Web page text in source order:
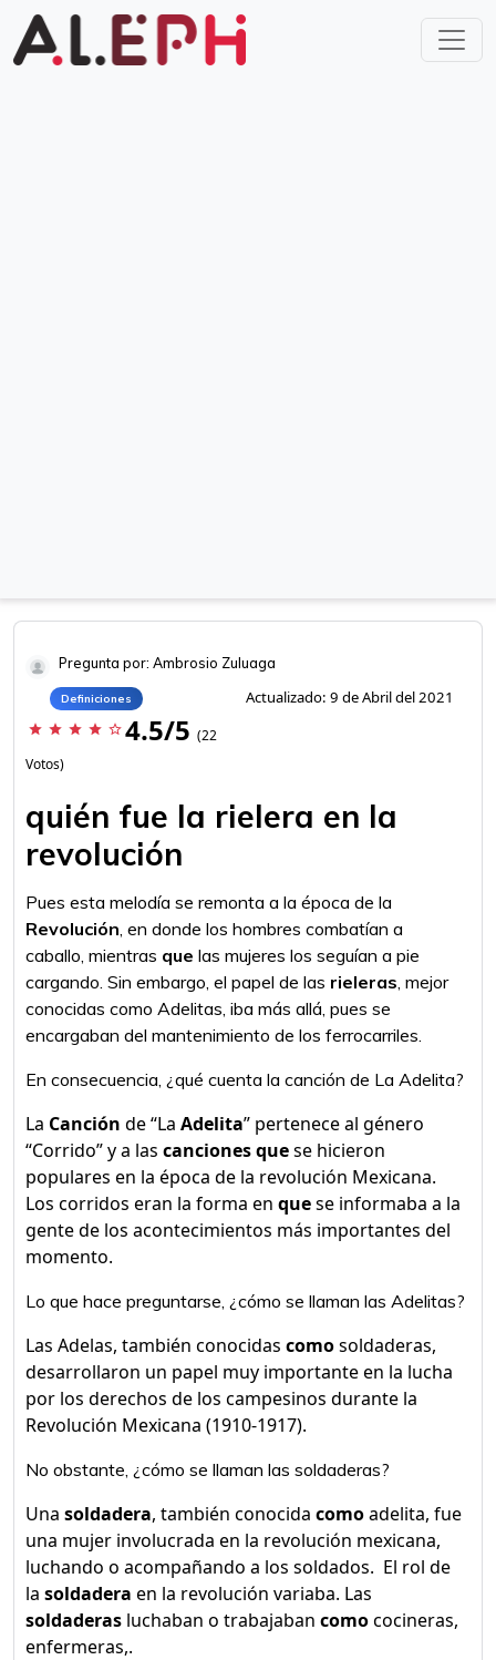
Pregunta por: Ambrosio Zuluaga
Definiciones Actualizado: 9 de Abril del 2021
star star star star star_border 4.5/5 (22
Votos)
quién fue la rielera en la
revolución
Pues esta melodía se remonta a la época de la
Revolución, en donde los hombres combatían a
caballo, mientras que las mujeres los seguían a pie
cargando. Sin embargo, el papel de las rieleras, mejor
conocidas como Adelitas, iba más allá, pues se
encargaban del mantenimiento de los ferrocarriles.
En consecuencia, ¿qué cuenta la canción de La Adelita?
La Canción de “La Adelita” pertenece al género
“Corrido” y a las canciones quese hicieron
populares en la época de la revolución Mexicana.
Los corridos eran la forma en quese informaba a la
gente de los acontecimientos más importantes del
momento.
Lo que hace preguntarse, ¿cómo se llaman las Adelitas?
Las Adelas, también conocidas comosoldaderas,
desarrollaron un papel muy importante en la lucha
por los derechos de los campesinos durante la
Revolución Mexicana (1910-1917).
No obstante, ¿cómo se llaman las soldaderas?
Una soldadera, también conocida comoadelita, fue
una mujer involucrada en la revolución mexicana,
luchando o acompañando a los soldados. ​ El rol de
la soldadera en la revolución variaba. Las
soldaderas luchaban o trabajaban comococineras,
enfermeras,.